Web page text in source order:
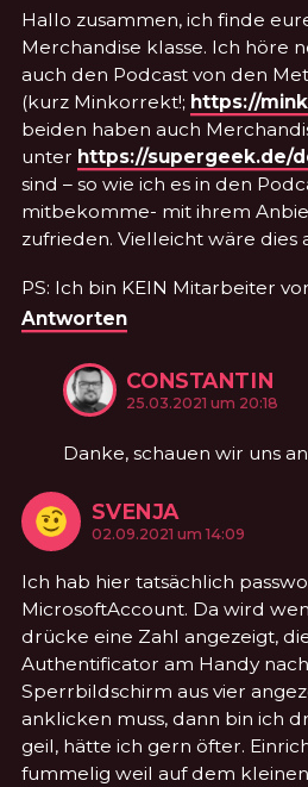
Hallo zusammen, ich finde
Merchandise klasse. Ich höre
auch den Podcast von den
(kurz Minkorrekt!; https://
beiden haben auch
unter https://supergeek.de/
sind – so wie ich es in den
mitbekomme- mit ihrem
zufrieden. Vielleicht wäre dies
PS: Ich bin KEIN Mitarbeiter
Antworten
CONSTANTIN
am
25.03.2021 um 20:18
Danke, schauen wir uns
SVENJA
am
02.09.2021 um 14:09
Ich hab hier tatsächlich
MicrosoftAccount. Da wird
drücke eine Zahl angezeigt,
Authentificator am Handy
Sperrbildschirm aus vier
anklicken muss, dann bin ich
geil, hätte ich gern öfter.
fummelig weil auf dem